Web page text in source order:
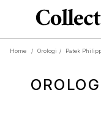
Home / Orologi / Patek